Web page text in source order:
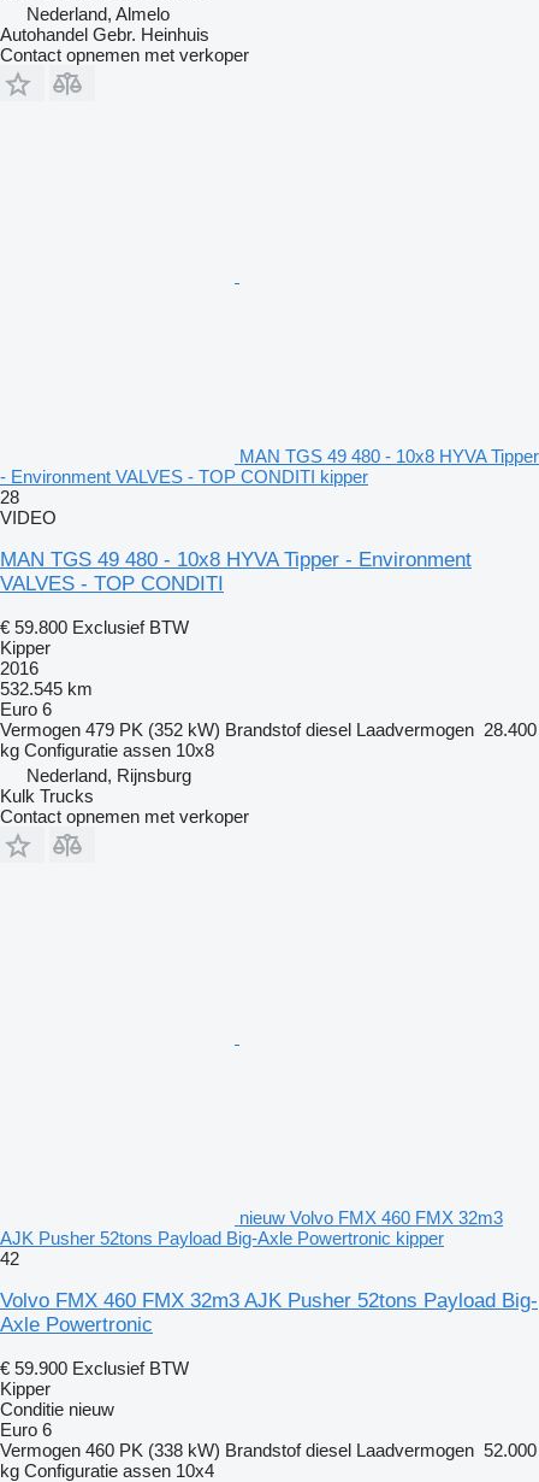
Nederland, Almelo
Autohandel Gebr. Heinhuis
Contact opnemen met verkoper
MAN TGS 49 480 - 10x8 HYVA Tipper
- Environment VALVES - TOP CONDITI kipper
28
VIDEO
MAN TGS 49 480 - 10x8 HYVA Tipper - Environment
VALVES - TOP CONDITI
€ 59.800 Exclusief BTW
Kipper
2016
532.545 km
Euro 6
Vermogen 479 PK (352 kW) Brandstof diesel Laadvermogen 28.400
kg Configuratie assen 10x8
Nederland, Rijnsburg
Kulk Trucks
Contact opnemen met verkoper
nieuw Volvo FMX 460 FMX 32m3
AJK Pusher 52tons Payload Big-Axle Powertronic kipper
42
Volvo FMX 460 FMX 32m3 AJK Pusher 52tons Payload Big-
Axle Powertronic
€ 59.900 Exclusief BTW
Kipper
Conditie nieuw
Euro 6
Vermogen 460 PK (338 kW) Brandstof diesel Laadvermogen 52.000
kg Configuratie assen 10x4